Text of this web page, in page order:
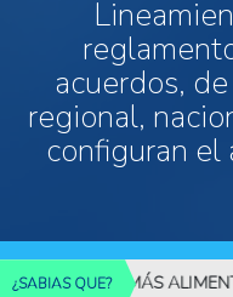
acuerdos,
regional,
configuran el
¿SABIAS QUE?MÁS ALIMENTOS